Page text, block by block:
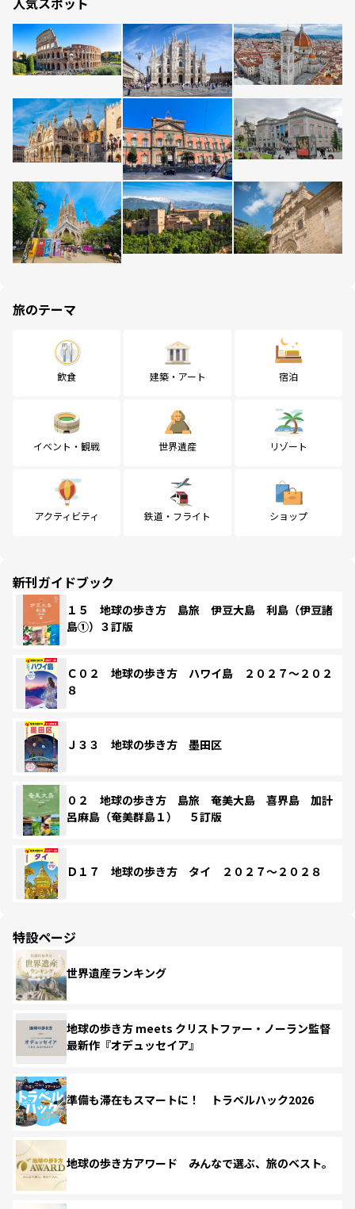
旅のテーマ
飲食 建築・アート 宿泊
イベント・観戦 世界遺産 リゾート
アクティビティ 鉄道・フライト ショップ
新刊ガイドブック
１５ 地球の歩き方 島旅 伊豆大島 利島（伊豆諸
島①）３訂版
Ｃ０２ 地球の歩き方 ハワイ島 ２０２７～２０２
８
Ｊ３３ 地球の歩き方 墨田区
０２ 地球の歩き方 島旅 奄美大島 喜界島 加計
呂麻島（奄美群島１） ５訂版
Ｄ１７ 地球の歩き方 タイ ２０２７～２０２８
特設ページ
世界遺産ランキング
地球の歩き方 meets クリストファー・ノーラン監督
最新作『オデュッセイア』
準備も滞在もスマートに！ トラベルハック2026
地球の歩き方アワード みんなで選ぶ、旅のベスト。